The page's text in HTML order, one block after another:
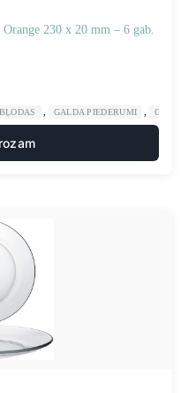
230 x 20 mm – 6 gab.
GALDA PIEDERUMI